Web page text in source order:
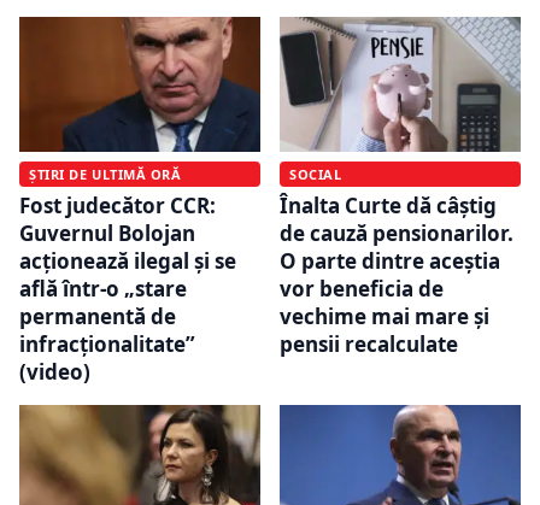
ȘTIRI DE ULTIMĂ ORĂ
Fost judecător CCR:
Guvernul Bolojan
acționează ilegal și se
află într-o „stare
permanentă de
infracționalitate”
(video)
SOCIAL
Înalta Curte dă câștig
de cauză pensionarilor.
O parte dintre aceștia
vor beneficia de
vechime mai mare și
pensii recalculate